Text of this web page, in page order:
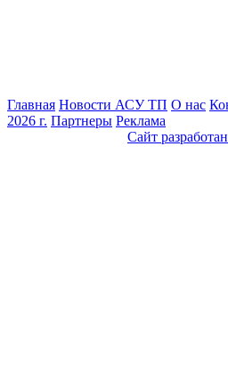
Главная Новости АСУ ТП О нас
2026 г. Партнеры Реклама
Сайт